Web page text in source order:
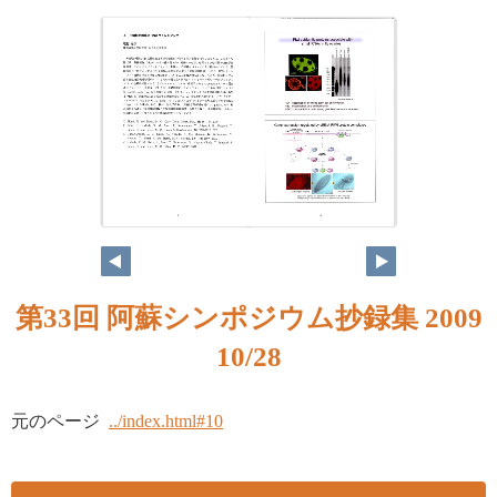
第33回 阿蘇シンポジウム抄録集 2009
10/28
元のページ ../index.html#10